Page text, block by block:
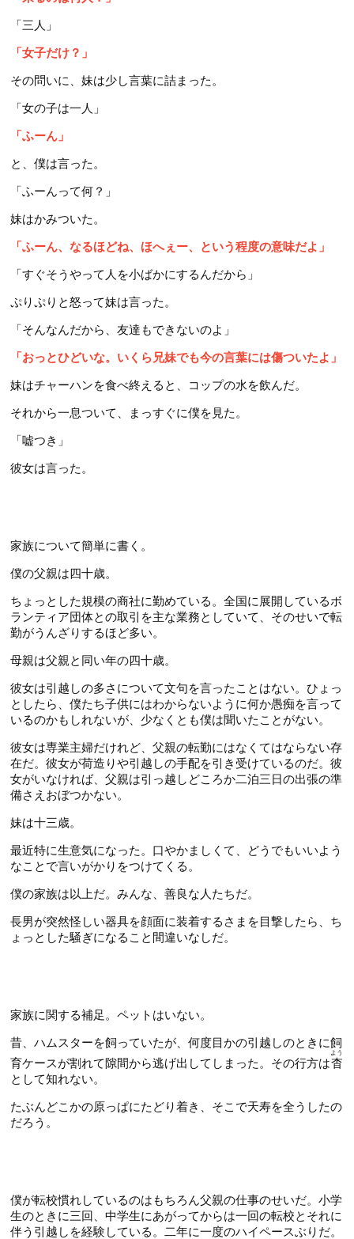
「三人」
「女子だけ？」
その問いに、妹は少し言葉に詰まった。
「女の子は一人」
「ふーん」
と、僕は言った。
「ふーんって何？」
妹はかみついた。
「ふーん、なるほどね、ほへぇー、という程度の意味だよ」
「すぐそうやって人を小ばかにするんだから」
ぷりぷりと怒って妹は言った。
「そんなんだから、友達もできないのよ」
「おっとひどいな。いくら兄妹でも今の言葉には傷ついたよ」
妹はチャーハンを食べ終えると、コップの水を飲んだ。
それから一息ついて、まっすぐに僕を見た。
「嘘つき」
彼女は言った。
家族について簡単に書く。
僕の父親は四十歳。
ちょっとした規模の商社に勤めている。全国に展開しているボ
ランティア団体との取引を主な業務としていて、そのせいで転
勤がうんざりするほど多い。
母親は父親と同い年の四十歳。
彼女は引越しの多さについて文句を言ったことはない。ひょっ
としたら、僕たち子供にはわからないように何か愚痴を言って
いるのかもしれないが、少なくとも僕は聞いたことがない。
彼女は専業主婦だけれど、父親の転勤にはなくてはならない存
在だ。彼女が荷造りや引越しの手配を引き受けているのだ。彼
女がいなければ、父親は引っ越しどころか二泊三日の出張の準
備さえおぼつかない。
妹は十三歳。
最近特に生意気になった。口やかましくて、どうでもいいよう
なことで言いがかりをつけてくる。
僕の家族は以上だ。みんな、善良な人たちだ。
長男が突然怪しい器具を顔面に装着するさまを目撃したら、ち
ょっとした騒ぎになること間違いなしだ。
家族に関する補足。ペットはいない。
昔、ハムスターを飼っていたが、何度目かの引越しのときに飼
育ケースが割れて隙間から逃げ出してしまった。その行方は杳
よう
として知れない。
たぶんどこかの原っぱにたどり着き、そこで天寿を全うしたの
だろう。
僕が転校慣れしているのはもちろん父親の仕事のせいだ。小学
生のときに三回、中学生にあがってからは一回の転校とそれに
伴う引越しを経験している。二年に一度のハイペースぶりだ。